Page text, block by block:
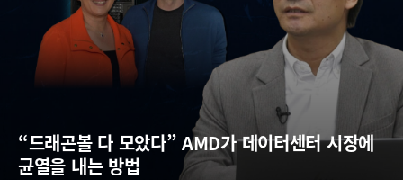
“드래곤볼 다 모았다” AMD가 데이터센터 시장에
균열을 내는 방법